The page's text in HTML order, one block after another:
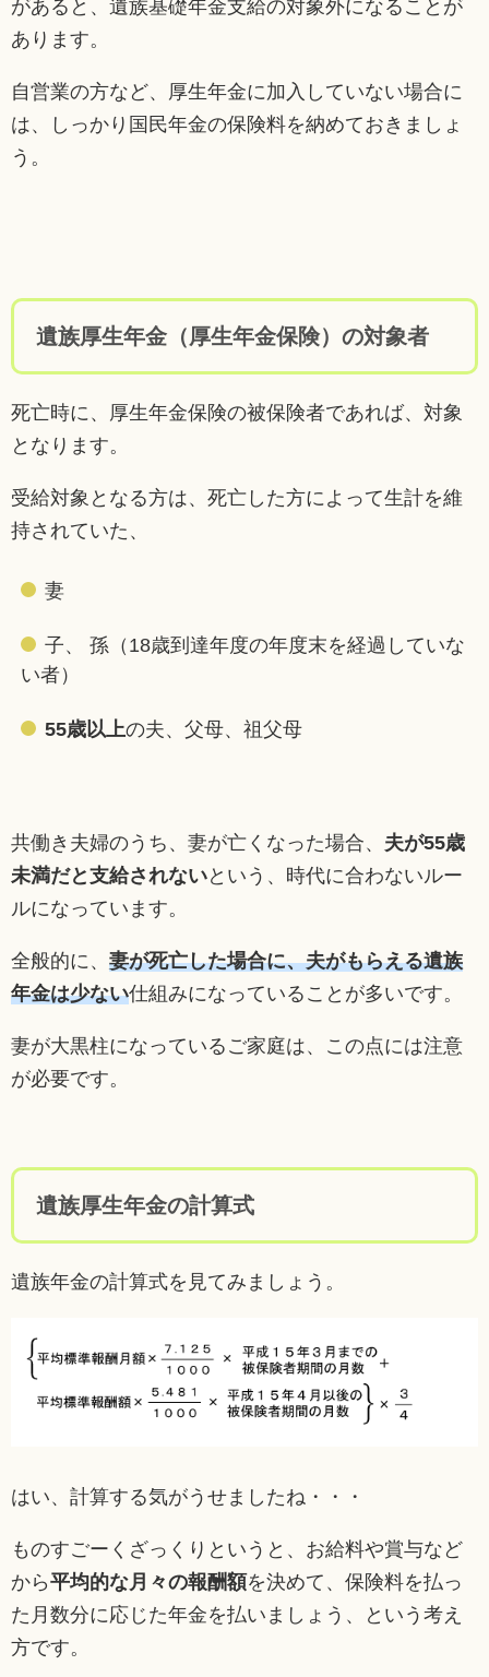
があると、遺族基礎年金支給の対象外になることが
あります。
自営業の方など、厚生年金に加入していない場合に
は、しっかり国民年金の保険料を納めておきましょ
う。
遺族厚生年金（厚生年金保険）の対象者
死亡時に、厚生年金保険の被保険者であれば、対象
となります。
受給対象となる方は、死亡した方によって生計を維
持されていた、
妻
子、 孫（18歳到達年度の年度末を経過していな
い者）
55歳以上の夫、父母、祖父母
共働き夫婦のうち、妻が亡くなった場合、 夫が55歳
未満だと支給されないという、時代に合わないルー
ルになっています。
全般的に、 妻が死亡した場合に、夫がもらえる遺族
年金は少ない仕組みになっていることが多いです。
妻が大黒柱になっているご家庭は、この点には注意
が必要です。
遺族厚生年金の計算式
遺族年金の計算式を見てみましょう。
はい、計算する気がうせましたね・・・
ものすごーくざっくりというと、お給料や賞与など
から平均的な月々の報酬額を決めて、保険料を払っ
た月数分に応じた年金を払いましょう、という考え
方です。